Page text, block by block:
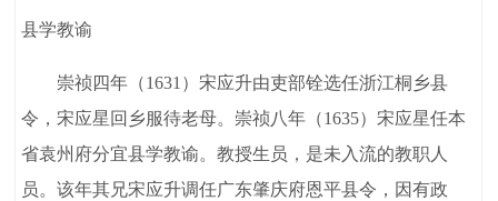
县学教谕
崇祯四年（1631）宋应升由吏部铨选任浙江桐乡县
令，宋应星回乡服待老母。崇祯八年（1635）宋应星任本
省袁州府分宜县学教谕。教授生员，是未入流的教职人
员。该年其兄宋应升调任广东肇庆府恩平县令，因有政